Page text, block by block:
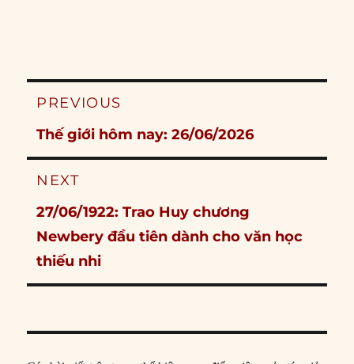
Post
PREVIOUS
Previous
post:
Thế giới hôm nay: 26/06/2026
NEXT
Next
post:
27/06/1922: Trao Huy chương
Newbery đầu tiên dành cho văn học
thiếu nhi